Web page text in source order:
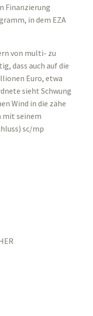
Finanzierung
in dem EZA
von multi- zu
dass auch auf die
Euro, etwa
sieht Schwung
Wind in die zähe
mit seinem
sc/mp